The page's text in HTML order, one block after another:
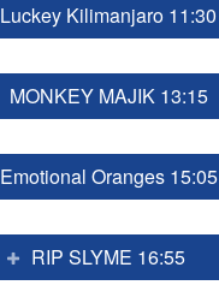
Luckey Kilimanjaro 11:30
MONKEY MAJIK 13:15
Emotional Oranges 15:05
RIP SLYME 16:55